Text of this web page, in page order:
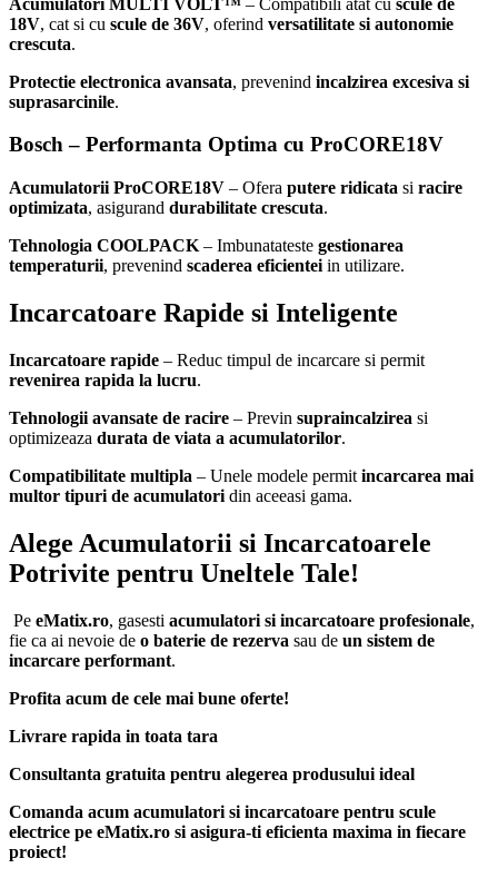
18V, cat si cu scule de 36V, oferind versatilitate si autonomie
crescuta.
Protectie electronica avansata, prevenind incalzirea excesiva si
suprasarcinile.
Bosch – Performanta Optima cu ProCORE18V
Acumulatorii ProCORE18V – Ofera putere ridicata si racire
optimizata, asigurand durabilitate crescuta.
Tehnologia COOLPACK – Imbunatateste gestionarea
temperaturii, prevenind scaderea eficientei in utilizare.
Incarcatoare Rapide si Inteligente
Incarcatoare rapide – Reduc timpul de incarcare si permit
revenirea rapida la lucru.
Tehnologii avansate de racire – Previn supraincalzirea si
optimizeaza durata de viata a acumulatorilor.
Compatibilitate multipla – Unele modele permit incarcarea mai
multor tipuri de acumulatori din aceeasi gama.
Alege Acumulatorii si Incarcatoarele
Potrivite pentru Uneltele Tale!
Pe eMatix.ro, gasesti acumulatori si incarcatoare profesionale,
fie ca ai nevoie de o baterie de rezerva sau de un sistem de
incarcare performant.
Profita acum de cele mai bune oferte!
Livrare rapida in toata tara
Consultanta gratuita pentru alegerea produsului ideal
Comanda acum acumulatori si incarcatoare pentru scule
electrice pe eMatix.ro si asigura-ti eficienta maxima in fiecare
proiect!